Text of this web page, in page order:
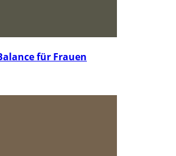
für Frauen